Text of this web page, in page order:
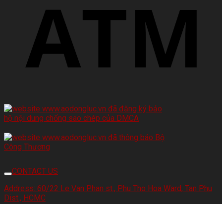
CONTACT US
Address: 60/22 Le Van Phan st., Phu Tho Hoa Ward, Tan Phu
Dist., HCMC